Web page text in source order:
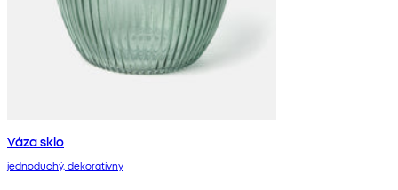
Váza sklo
jednoduchý, dekoratívny